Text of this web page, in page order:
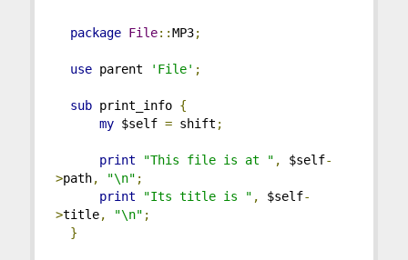
package File::MP3;
use parent 'File' ;
sub print_info {
my $self = shift ;
print "This file is at " , $self-
>path, "\n" ;
print
"Its title is " , $self-
>title, "\n" ;
}